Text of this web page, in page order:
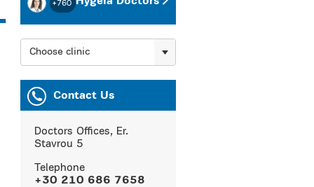
+760
Choose clinic
Contact Us
Doctors Offices, Er.
Stavrou 5
Telephone
+30 210 686 7658